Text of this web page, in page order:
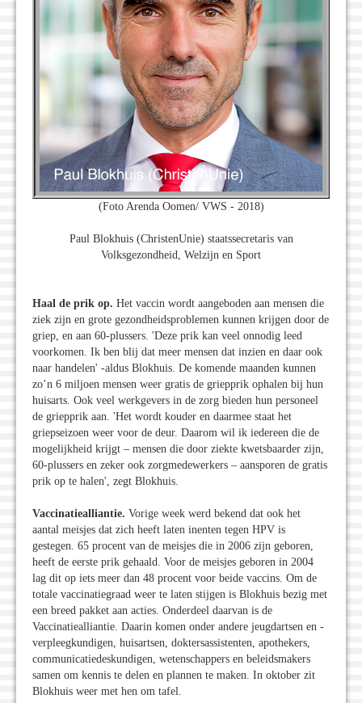
(Foto Arenda Oomen/ VWS - 2018)
Paul Blokhuis (ChristenUnie) staatssecretaris van
Volksgezondheid, Welzijn en Sport
Haal de prik op. Het vaccin wordt aangeboden aan mensen die
ziek zijn en grote gezondheidsproblemen kunnen krijgen door de
griep, en aan 60-plussers. 'Deze prik kan veel onnodig leed
voorkomen. Ik ben blij dat meer mensen dat inzien en daar ook
naar handelen' -aldus Blokhuis. De komende maanden kunnen
zo’n 6 miljoen mensen weer gratis de griepprik ophalen bij hun
huisarts. Ook veel werkgevers in de zorg bieden hun personeel
de griepprik aan. 'Het wordt kouder en daarmee staat het
griepseizoen weer voor de deur. Daarom wil ik iedereen die de
mogelijkheid krijgt – mensen die door ziekte kwetsbaarder zijn,
60-plussers en zeker ook zorgmedewerkers – aansporen de gratis
prik op te halen', zegt Blokhuis.
Vaccinatiealliantie. Vorige week werd bekend dat ook het
aantal meisjes dat zich heeft laten inenten tegen HPV is
gestegen. 65 procent van de meisjes die in 2006 zijn geboren,
heeft de eerste prik gehaald. Voor de meisjes geboren in 2004
lag dit op iets meer dan 48 procent voor beide vaccins. Om de
totale vaccinatiegraad weer te laten stijgen is Blokhuis bezig met
een breed pakket aan acties. Onderdeel daarvan is de
Vaccinatiealliantie. Daarin komen onder andere jeugdartsen en -
verpleegkundigen, huisartsen, doktersassistenten, apothekers,
communicatiedeskundigen, wetenschappers en beleidsmakers
samen om kennis te delen en plannen te maken. In oktober zit
Blokhuis weer met hen om tafel.